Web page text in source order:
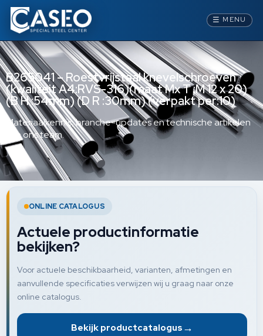
☰ MENU
B265041 – Roestvrijstaal knevelschroeven
(kwaliteit A4:RVS-316)(maat Mx T :M 12 x 20)
(B H :54mm) (D R :30mm) (verpakt per:10)
Materiaalkennis, branche-updates en technische artikelen
van ons team.
ONLINE CATALOGUS
Actuele productinformatie
bekijken?
Voor actuele beschikbaarheid, varianten, afmetingen en
aanvullende specificaties verwijzen wij u graag naar onze
online catalogus.
Bekijk productcatalogus →